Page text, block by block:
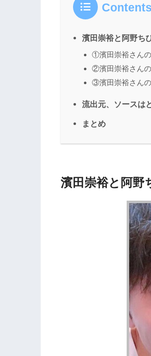
Contents
濱田崇裕と阿野ち
①濱田崇裕さん
②濱田崇裕さん
③濱田崇裕さん
流出元、ソースは
まとめ
濱田崇裕と阿野